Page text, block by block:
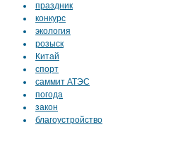
праздник
конкурс
экология
розыск
Китай
спорт
саммит АТЭС
погода
закон
благоустройство